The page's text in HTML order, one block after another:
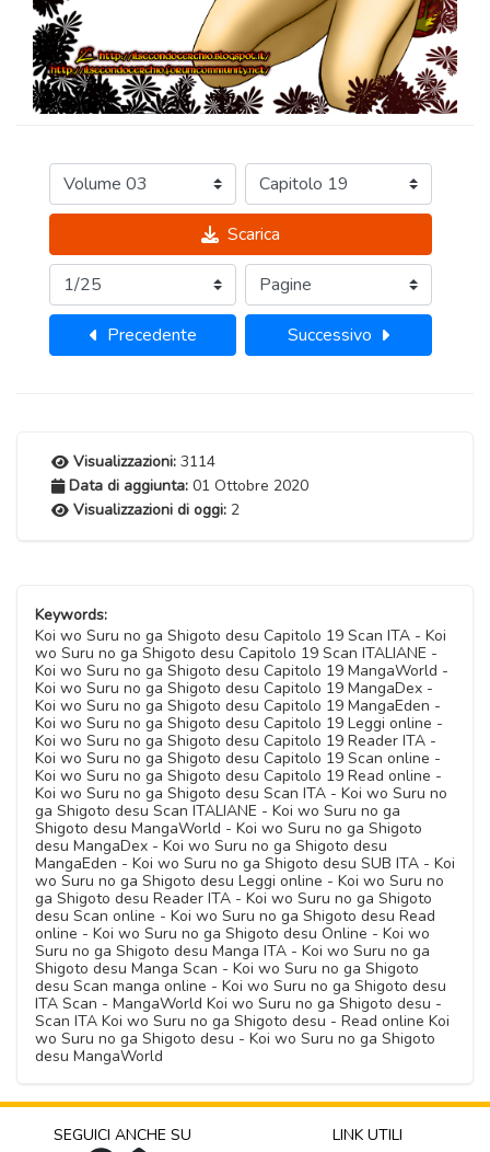
Scarica
Precedente Successivo
Visualizzazioni: 3114
Data di aggiunta: 01 Ottobre 2020
Visualizzazioni di oggi: 2
Keywords:
Koi wo Suru no ga Shigoto desu Capitolo 19 Scan ITA - Koi
wo Suru no ga Shigoto desu Capitolo 19 Scan ITALIANE -
Koi wo Suru no ga Shigoto desu Capitolo 19 MangaWorld -
Koi wo Suru no ga Shigoto desu Capitolo 19 MangaDex -
Koi wo Suru no ga Shigoto desu Capitolo 19 MangaEden -
Koi wo Suru no ga Shigoto desu Capitolo 19 Leggi online -
Koi wo Suru no ga Shigoto desu Capitolo 19 Reader ITA -
Koi wo Suru no ga Shigoto desu Capitolo 19 Scan online -
Koi wo Suru no ga Shigoto desu Capitolo 19 Read online -
Koi wo Suru no ga Shigoto desu Scan ITA - Koi wo Suru no
ga Shigoto desu Scan ITALIANE - Koi wo Suru no ga
Shigoto desu MangaWorld - Koi wo Suru no ga Shigoto
desu MangaDex - Koi wo Suru no ga Shigoto desu
MangaEden - Koi wo Suru no ga Shigoto desu SUB ITA - Koi
wo Suru no ga Shigoto desu Leggi online - Koi wo Suru no
ga Shigoto desu Reader ITA - Koi wo Suru no ga Shigoto
desu Scan online - Koi wo Suru no ga Shigoto desu Read
online - Koi wo Suru no ga Shigoto desu Online - Koi wo
Suru no ga Shigoto desu Manga ITA - Koi wo Suru no ga
Shigoto desu Manga Scan - Koi wo Suru no ga Shigoto
desu Scan manga online - Koi wo Suru no ga Shigoto desu
ITA Scan - MangaWorld Koi wo Suru no ga Shigoto desu -
Scan ITA Koi wo Suru no ga Shigoto desu - Read online Koi
wo Suru no ga Shigoto desu - Koi wo Suru no ga Shigoto
desu MangaWorld
SEGUICI ANCHE SU
LINK UTILI